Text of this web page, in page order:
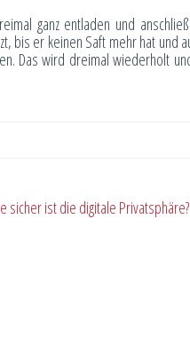
ganz entladen und
bis er keinen Saft mehr hat und
Das wird dreimal wiederholt
sicher ist die digitale Privatsphäre?